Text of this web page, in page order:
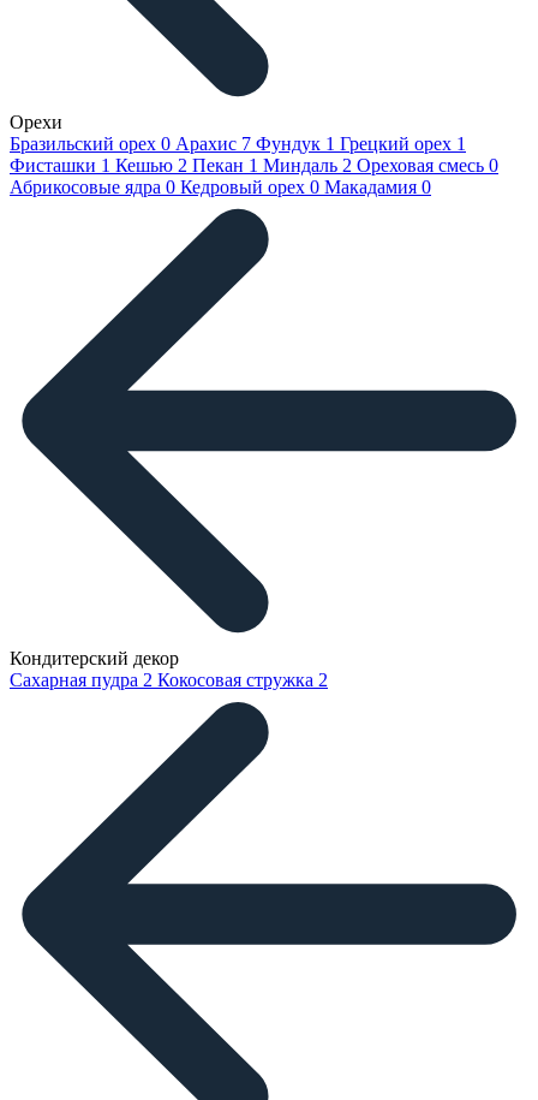
Орехи
Бразильский орех 0 Арахис 7 Фундук 1 Грецкий орех 1
Фисташки 1 Кешью 2 Пекан 1 Миндаль 2 Ореховая смесь 0
Абрикосовые ядра 0 Кедровый орех 0 Макадамия 0
Кондитерский декор
Сахарная пудра 2 Кокосовая стружка 2